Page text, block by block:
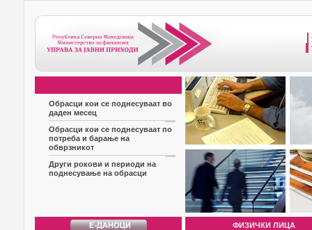
Обрасци кои се поднесуваат во
даден месец
Обрасци кои се поднесуваат по
потреба и барање на
обврзникот
Други рокови и периоди на
поднесување на обрасци
ФИЗИЧКИ ЛИЦА